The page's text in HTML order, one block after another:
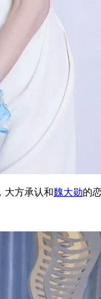
大方承认和魏大勋的